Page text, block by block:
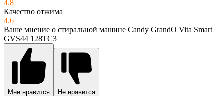
4.8
Качество отжима
4.6
Ваше мнение о стиральной машине Candy GrandO Vita Smart
GVS44 128TC3
Мне нравится Не нравится